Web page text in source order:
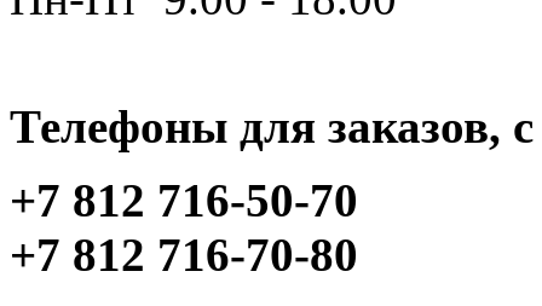
Телефоны для заказов,
+7 812 716-50-70
+7 812 716-70-80